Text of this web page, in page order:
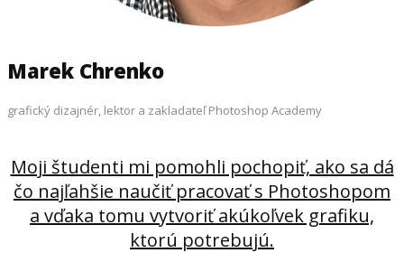
Marek Chrenko
grafický dizajnér, lektor a zakladateľ Photoshop Academy
Moji študenti mi pomohli pochopiť, ako sa dá
čo najľahšie naučiť pracovať s Photoshopom
a vďaka tomu vytvoriť akúkoľvek grafiku,
ktorú potrebujú.